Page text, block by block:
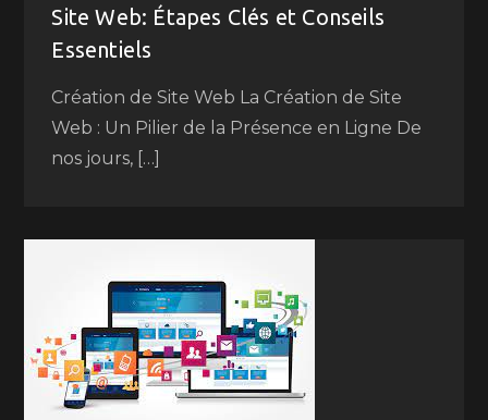
Site Web: Étapes Clés et Conseils
Essentiels
Création de Site Web La Création de Site
Web : Un Pilier de la Présence en Ligne De
nos jours, […]